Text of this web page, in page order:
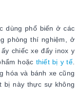
dùng phổ biến ở các
phòng thí nghiệm, ở
chiếc xe đẩy inox y
hoặc thiết bị y tế.
hóa và bánh xe cũng
bị này thực sự không